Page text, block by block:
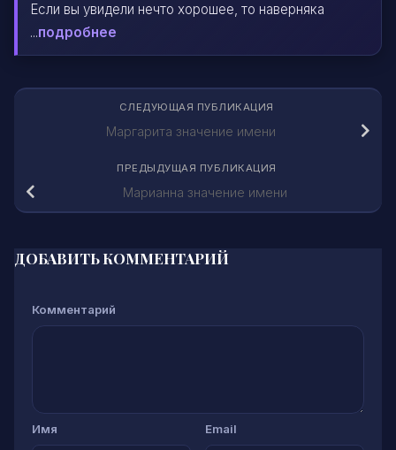
Если вы увидели нечто хорошее, то наверняка
...подробнее
СЛЕДУЮЩАЯ ПУБЛИКАЦИЯ
Маргарита значение имени
ПРЕДЫДУЩАЯ ПУБЛИКАЦИЯ
Марианна значение имени
ДОБАВИТЬ КОММЕНТАРИЙ
Комментарий
Имя Email